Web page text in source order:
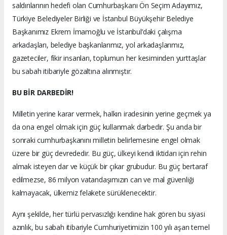
saldırılarının hedefi olan Cumhurbaşkanı Ön Seçim Adayımız,
Türkiye Belediyeler Birliği ve İstanbul Büyükşehir Belediye
Başkanımız Ekrem İmamoğlu ve İstanbul’daki çalışma
arkadaşları, belediye başkanlarımız, yol arkadaşlarımız,
gazeteciler, fikir insanları, toplumun her kesiminden yurttaşlar
bu sabah itibariyle gözaltına alınmıştır.
BU BİR DARBEDİR!
Milletin yerine karar vermek, halkın iradesinin yerine geçmek ya
da ona engel olmak için güç kullanmak darbedir. Şu anda bir
sonraki cumhurbaşkanını milletin belirlemesine engel olmak
üzere bir güç devrededir. Bu güç, ülkeyi kendi iktidarı için rehin
almak isteyen dar ve küçük bir çıkar grubudur. Bu güç bertaraf
edilmezse, 86 milyon vatandaşımızın can ve mal güvenliği
kalmayacak, ülkemiz felakete sürüklenecektir.
Aynı şekilde, her türlü pervasızlığı kendine hak gören bu siyasi
azınlık, bu sabah itibariyle Cumhuriyetimizin 100 yılı aşan temel